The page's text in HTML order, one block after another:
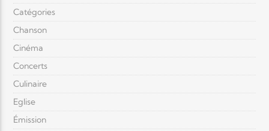
Catégories
Chanson
Cinéma
Concerts
Culinaire
Eglise
Émission